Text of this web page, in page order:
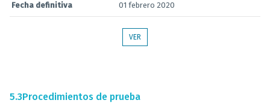
Fecha definitiva 01 febrero 2020
VER
5.3Procedimientos de prueba